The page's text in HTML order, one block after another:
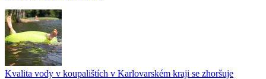
Kvalita vody v koupalištích v Karlovarském kraji se zhoršuje